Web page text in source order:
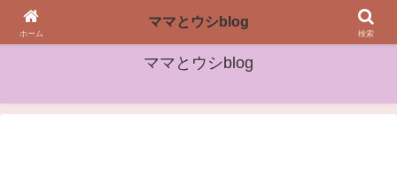
女性や子どもたちに役立つ情報をお届け
ママとウシblog
ホーム
ママとウシblog
検索